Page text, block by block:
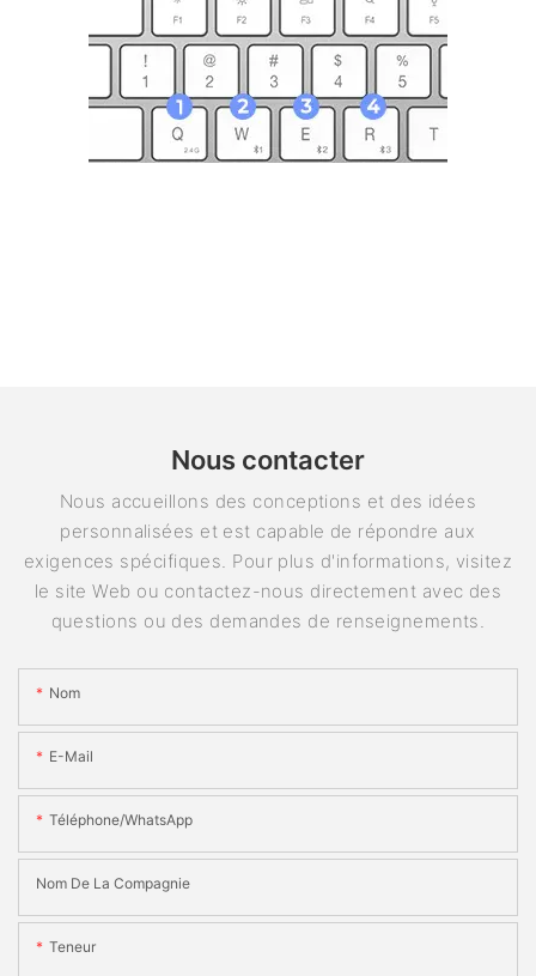
Nous contacter
Nous accueillons des conceptions et des idées
personnalisées et est capable de répondre aux
exigences spécifiques. Pour plus d'informations, visitez
le site Web ou contactez-nous directement avec des
questions ou des demandes de renseignements.
Nom
E-Mail
Téléphone/WhatsApp
Nom De La Compagnie
Teneur